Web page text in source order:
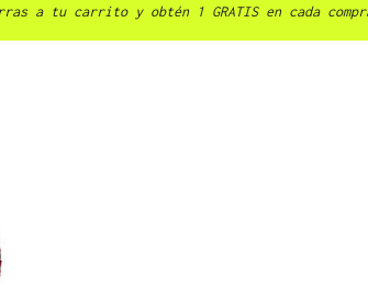
a tu carrito y obtén 1 GRATIS en cada